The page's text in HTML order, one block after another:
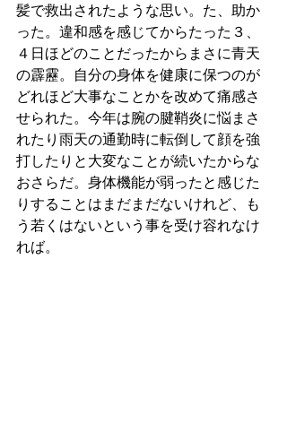
髪で救出されたような思い。た、助か
った。違和感を感じてからたった３、
４日ほどのことだったからまさに青天
の霹靂。自分の身体を健康に保つのが
どれほど大事なことかを改めて痛感さ
せられた。今年は腕の腱鞘炎に悩まさ
れたり雨天の通勤時に転倒して顔を強
打したりと大変なことが続いたからな
おさらだ。身体機能が弱ったと感じた
りすることはまだまだないけれど、も
う若くはないという事を受け容れなけ
れば。